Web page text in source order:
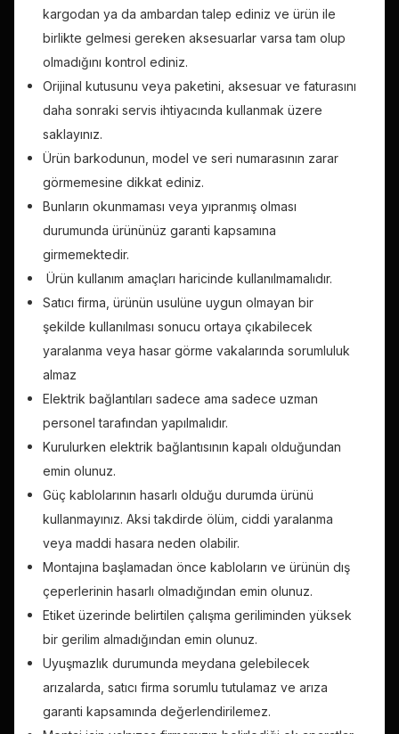
kargodan ya da ambardan talep ediniz ve ürün ile
birlikte gelmesi gereken aksesuarlar varsa tam olup
olmadığını kontrol ediniz.
Orijinal kutusunu veya paketini, aksesuar ve faturasını
daha sonraki servis ihtiyacında kullanmak üzere
saklayınız.
Ürün barkodunun, model ve seri numarasının zarar
görmemesine dikkat ediniz.
Bunların okunmaması veya yıpranmış olması
durumunda ürününüz garanti kapsamına
girmemektedir.
Ürün kullanım amaçları haricinde kullanılmamalıdır.
Satıcı firma, ürünün usulüne uygun olmayan bir
şekilde kullanılması sonucu ortaya çıkabilecek
yaralanma veya hasar görme vakalarında sorumluluk
almaz
Elektrik bağlantıları sadece ama sadece uzman
personel tarafından yapılmalıdır.
Kurulurken elektrik bağlantısının kapalı olduğundan
emin olunuz.
Güç kablolarının hasarlı olduğu durumda ürünü
kullanmayınız. Aksi takdirde ölüm, ciddi yaralanma
veya maddi hasara neden olabilir.
Montajına başlamadan önce kabloların ve ürünün dış
çeperlerinin hasarlı olmadığından emin olunuz.
Etiket üzerinde belirtilen çalışma geriliminden yüksek
bir gerilim almadığından emin olunuz.
Uyuşmazlık durumunda meydana gelebilecek
arızalarda, satıcı firma sorumlu tutulamaz ve arıza
garanti kapsamında değerlendirilemez.